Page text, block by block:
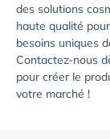
des solutions
haute qualité
besoins uniques
Contactez-nous
pour créer le
votre marché !